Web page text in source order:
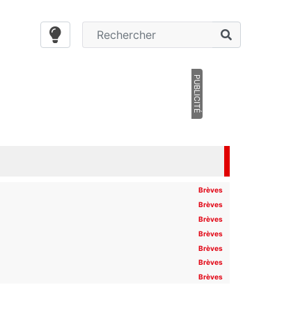
PUBLICITÉ
Brèves
Brèves
Brèves
Brèves
Brèves
Brèves
Brèves